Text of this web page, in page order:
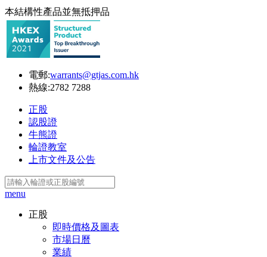
本結構性產品並無抵押品
電郵:warrants@gtjas.com.hk
熱線:2782 7288
正股
認股證
牛熊證
輪證教室
上市文件及公告
menu
正股
即時價格及圖表
市場日曆
業績